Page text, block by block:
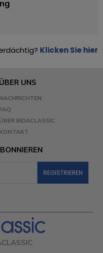
Klicken Sie hier
ÜBER UNS
NACHRICHTEN
FAQ
ÜBER BIDACLASSIC
KONTAKT